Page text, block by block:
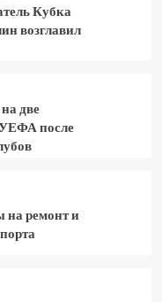
Кубка
возглавил
две
после
на ремонт и